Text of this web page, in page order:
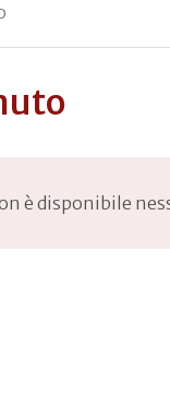
è disponibile